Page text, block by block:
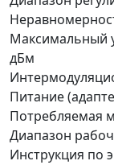
Максимальный
дБм
Питание
Потребляемая
Диапазон
Инструкция по